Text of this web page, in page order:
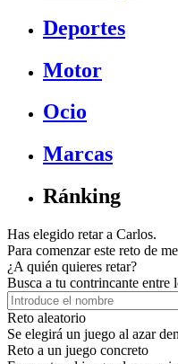
Deportes
Motor
Ocio
Marcas
Ránking
Has elegido retar a Carlos.
Para comenzar este reto de
¿A quién quieres retar?
Busca a tu contrincante entre
Reto aleatorio
Se elegirá un juego al azar
Reto a un juego concreto